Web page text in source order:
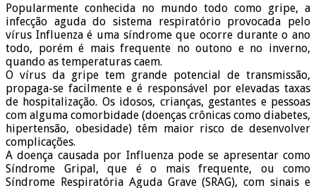
Popularmente conhecida no mundo todo como gripe, a
infecção aguda do sistema respiratório provocada pelo
vírus Influenza é uma síndrome que ocorre durante o ano
todo, porém é mais frequente no outono e no inverno,
quando as temperaturas caem.
O vírus da gripe tem grande potencial de transmissão,
propaga-se facilmente e é responsável por elevadas taxas
de hospitalização. Os idosos, crianças, gestantes e pessoas
com alguma comorbidade (doenças crônicas como diabetes,
hipertensão, obesidade) têm maior risco de desenvolver
complicações.
A doença causada por Influenza pode se apresentar como
Síndrome Gripal, que é o mais frequente, ou como
Síndrome Respiratória Aguda Grave (SRAG), com sinais e